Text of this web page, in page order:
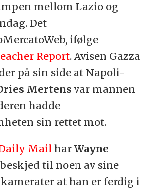
mellom Lazio og
Det
ifølge
Report. Avisen Gazza
på sin side at Napoli-
Mertens var mannen
hadde
sin rettet mot.
Mail har Wayne
til noen av sine
at han er ferdig i